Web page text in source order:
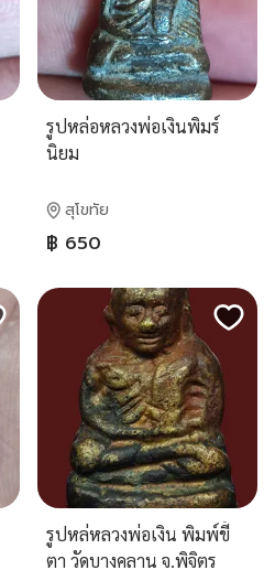
รูปหล่อหลวงพ่อเงินพิมร์
นิยม
สุโขทัย
฿ 650
รูปหล่หลวงพ่อเงิน พิมพ์ขี้
ตา วัดบางคลาน จ.พิจิตร